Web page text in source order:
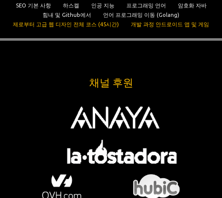
SEO 기본 사항
하스켈 인공 지능 프로그래밍 언어
암호화 자바
힘내 및 Github에서
언어 프로그래밍 이동 (Golang)
제로부터 고급 웹 디자인 전체 코스 (45시간)
개발 과정 안드로이드 앱 및 게임
채널 후원